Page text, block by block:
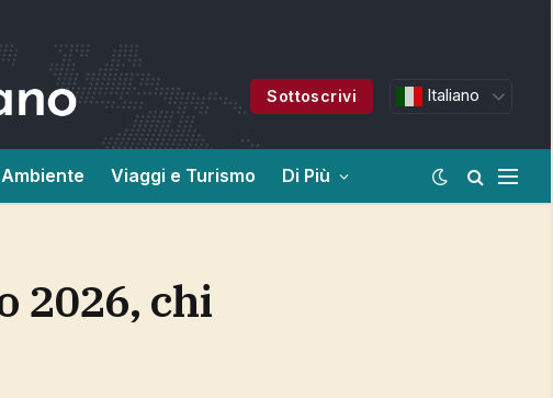
Sottoscrivi Italiano
Ambiente Viaggi e Turismo Di Più